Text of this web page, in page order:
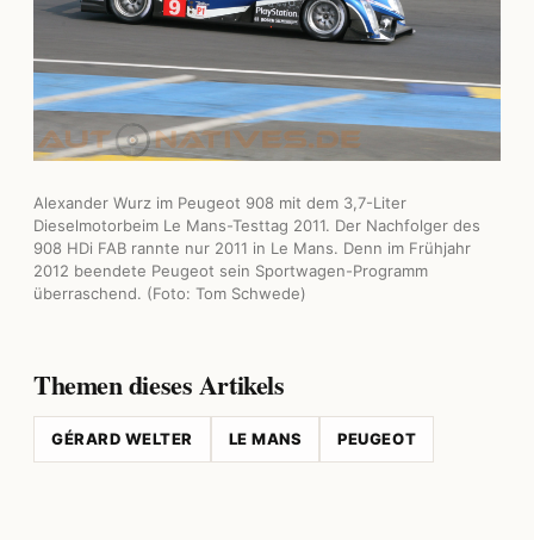
Alexander Wurz im Peugeot 908 mit dem 3,7-Liter
Dieselmotorbeim Le Mans-Testtag 2011. Der Nachfolger des
908 HDi FAB rannte nur 2011 in Le Mans. Denn im Frühjahr
2012 beendete Peugeot sein Sportwagen-Programm
überraschend. (Foto: Tom Schwede)
Themen dieses Artikels
GÉRARD WELTER LE MANS PEUGEOT